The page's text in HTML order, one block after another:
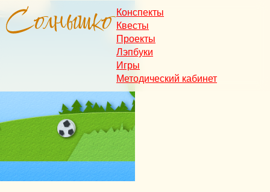
Конспекты
Квесты
Проекты
Лэпбуки
Игры
Методический кабинет